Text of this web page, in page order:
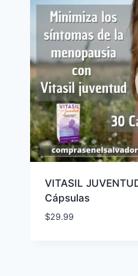
VITASIL
Cápsulas
$29.99